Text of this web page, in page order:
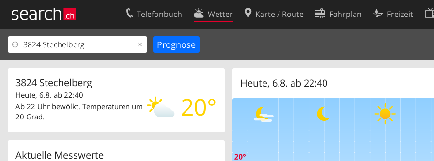
Telefonbuch Wetter Karte / Route Fahrplan Freizeit
3824 Stechelberg
20°
Heute, 6.8. ab 22:40
Ab 22 Uhr bewölkt. Temperaturen um
20 Grad.
Aktuelle Messwerte
Heute, 6.8. ab 22:40
Ihr Eintrag
Kundencenter Geschäftskunden
Kontakt
Nutzungsbedingungen
Cookie-Einstellungen